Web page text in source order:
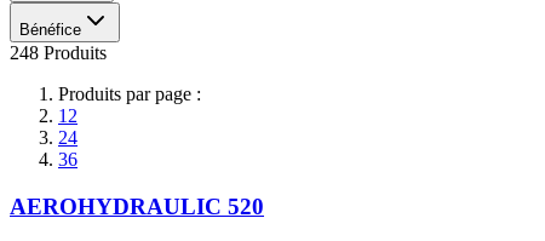
Bénéfice
248 Produits
Produits par page :
12
24
36
AEROHYDRAULIC 520